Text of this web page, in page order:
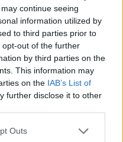
continue seeing
information utilized by
to third parties prior to
out of the further
by third parties on the
This information may
on the IAB’s List of
further disclose it to other
Outs
μετά τον Σταθμό
του Ιλίου και Αγίου
προς τις
με σκοπό: